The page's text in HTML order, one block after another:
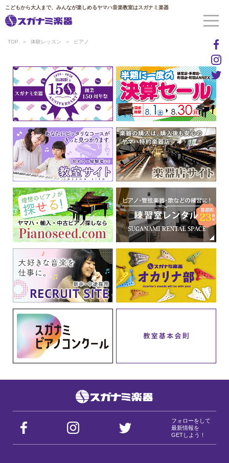
こどもから大人まで、みんなが楽しめるヤマハ音楽教室はスガナミ楽器
TOP 体験レッスン ピアノ
フォローをして
最新情報を
GETしよう！